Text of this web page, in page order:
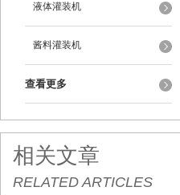
液体灌装机
酱料灌装机
查看更多
相关文章
RELATED ARTICLES